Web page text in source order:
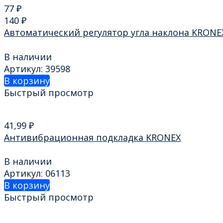
77 ₽
140 ₽
Автоматический регулятор угла наклона
В наличии
Артикул: 39598
В корзину
Быстрый просмотр
41,99 ₽
Антивибрационная подкладка KRONEX
В наличии
Артикул: 06113
В корзину
Быстрый просмотр